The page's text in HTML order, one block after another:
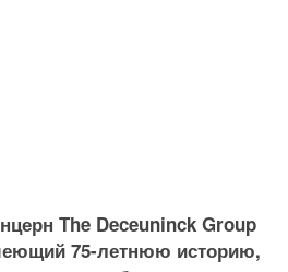
The Deceuninck Group
75-летнюю историю,